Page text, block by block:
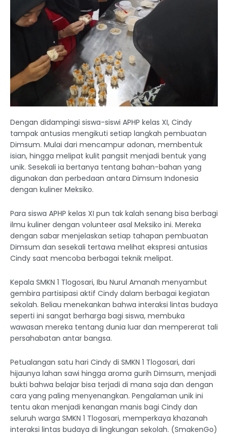
Dengan didampingi siswa-siswi APHP kelas XI, Cindy
tampak antusias mengikuti setiap langkah pembuatan
Dimsum. Mulai dari mencampur adonan, membentuk
isian, hingga melipat kulit pangsit menjadi bentuk yang
unik. Sesekali ia bertanya tentang bahan-bahan yang
digunakan dan perbedaan antara Dimsum Indonesia
dengan kuliner Meksiko.
Para siswa APHP kelas XI pun tak kalah senang bisa berbagi
ilmu kuliner dengan volunteer asal Meksiko ini. Mereka
dengan sabar menjelaskan setiap tahapan pembuatan
Dimsum dan sesekali tertawa melihat ekspresi antusias
Cindy saat mencoba berbagai teknik melipat.
Kepala SMKN 1 Tlogosari, Ibu Nurul Amanah menyambut
gembira partisipasi aktif Cindy dalam berbagai kegiatan
sekolah. Beliau menekankan bahwa interaksi lintas budaya
seperti ini sangat berharga bagi siswa, membuka
wawasan mereka tentang dunia luar dan mempererat tali
persahabatan antar bangsa.
Petualangan satu hari Cindy di SMKN 1 Tlogosari, dari
hijaunya lahan sawi hingga aroma gurih Dimsum, menjadi
bukti bahwa belajar bisa terjadi di mana saja dan dengan
cara yang paling menyenangkan. Pengalaman unik ini
tentu akan menjadi kenangan manis bagi Cindy dan
seluruh warga SMKN 1 Tlogosari, memperkaya khazanah
interaksi lintas budaya di lingkungan sekolah. (SmakenGo)